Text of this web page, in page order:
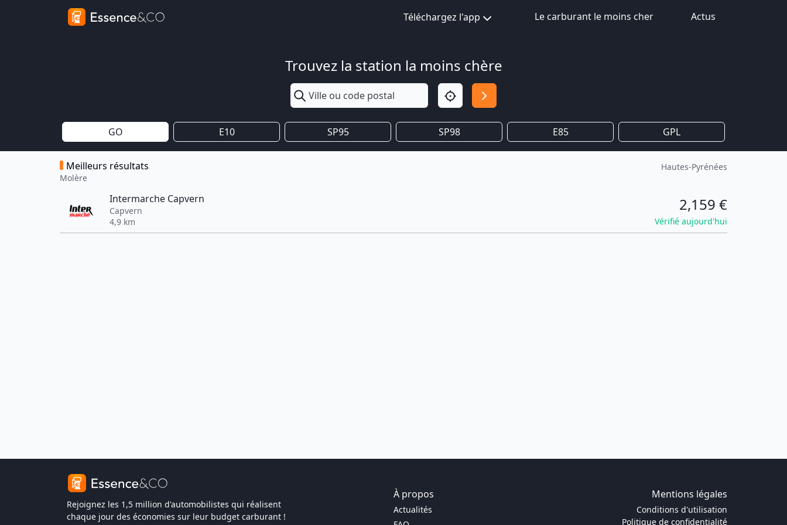
Téléchargez l'app Le carburant le moins cher Actus
Trouvez la station la moins chère
GO E10 SP95 SP98 E85 GPL
Meilleurs résultats
Molère
Hautes-Pyrénées
Intermarche Capvern
Capvern
4,9 km
2,159 €
Vérifié aujourd'hui
Rejoignez les 1,5 million d'automobilistes qui réalisent
chaque jour des économies sur leur budget carburant !
À propos Mentions légales
Actualités
Conditions d'utilisation
Politique de confidentialité